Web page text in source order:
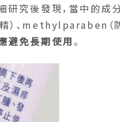
研究後發現，當中的成
）、methylparaben（
避免長期使用 。